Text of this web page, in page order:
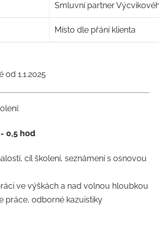
Smluvní partner
Místo dle přání klienta
od 1.1.2025
0,5 hod
cíl školení, seznámení s osnovou
ve výškách a nad volnou hloubkou
práce, odborné kazuistiky